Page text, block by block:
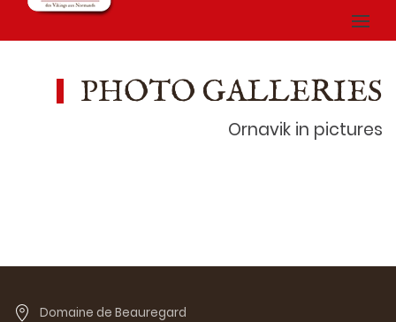
PHOTO GALLERIES
Ornavik in pictures
Domaine de Beauregard